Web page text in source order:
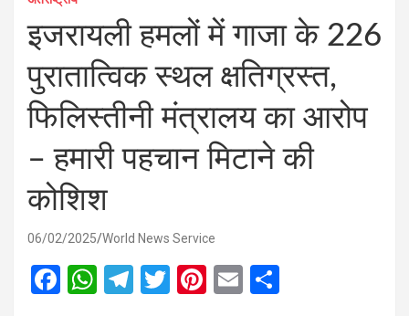
इजरायली हमलों में गाजा के 226
पुरातात्विक स्थल क्षतिग्रस्त,
फिलिस्तीनी मंत्रालय का आरोप
– हमारी पहचान मिटाने की
कोशिश
06/02/2025 World News Service
F
W T
T
Pi E